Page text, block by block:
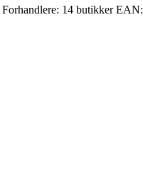
Forhandlere: 14 butikker EAN: